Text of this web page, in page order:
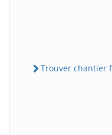
Trouver chantier